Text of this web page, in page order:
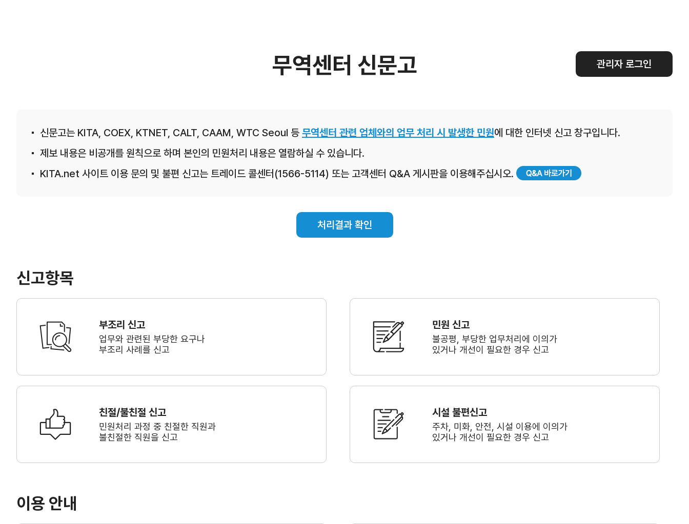
무역센터 신문고 관리자 로그인
신문고는 KITA, COEX, KTNET, CALT, CAAM, WTC Seoul 등 무역센터 관련 업체와의 업무 처리 시 발생한 민원에 대한 인터넷 신고 창구입니다.
제보 내용은 비공개를 원칙으로 하며 본인의 민원처리 내용은 열람하실 수 있습니다.
KITA.net 사이트 이용 문의 및 불편 신고는 트레이드 콜센터(1566-5114) 또는 고객센터 Q&A 게시판을 이용해주십시오.
처리결과 확인
신고항목
부조리 신고
업무와 관련된 부당한 요구나
부조리 사례를 신고
민원 신고
불공평, 부당한 업무처리에 이의가
있거나 개선이 필요한 경우 신고
친절/불친절 신고
민원처리 과정 중 친절한 직원과
불친절한 직원을 신고
시설 불편신고
주차, 미화, 안전, 시설 이용에 이의가
있거나 개선이 필요한 경우 신고
이용 안내